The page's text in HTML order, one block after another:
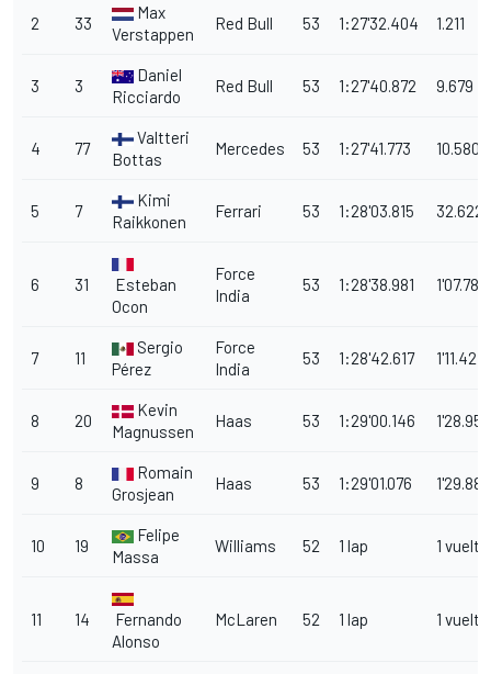
2 33
Max
Verstappen
Red Bull 53 1:27'32.404 1.211
3 3
Daniel
Ricciardo
Red Bull 53 1:27'40.872 9.679
4 77
Valtteri
Bottas
Mercedes 53 1:27'41.773 10.580
5 7
Kimi
Raikkonen
Ferrari 53 1:28'03.815 32.622
6 31
Esteban
Ocon
Force
India
53 1:28'38.981 1'07.788
7 11
Sergio
Pérez
Force
India
53 1:28'42.617 1'11.424
8 20
Kevin
Magnussen
Haas 53 1:29'00.146 1'28.953
9 8
Romain
Grosjean
Haas 53 1:29'01.076 1'29.883
10 19
Felipe
Massa
Williams 52 1 lap 1 vuelta
11 14
Fernando
Alonso
McLaren 52 1 lap 1 vuelta